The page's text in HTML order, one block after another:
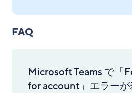
FAQ
Microsoft Teams で「
for account」エラー